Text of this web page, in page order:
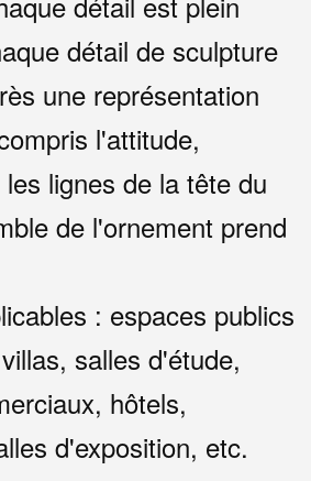
détail de sculpture
une représentation
l'attitude,
lignes de la tête du
de l'ornement prend
: espaces publics
salles d'étude,
hôtels,
d'exposition, etc.